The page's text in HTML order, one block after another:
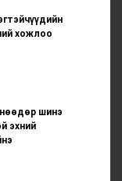
хожлоо
шинэ
эхний